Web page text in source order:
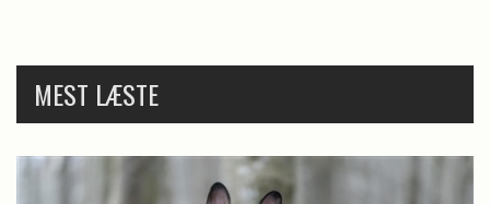
MEST LÆSTE